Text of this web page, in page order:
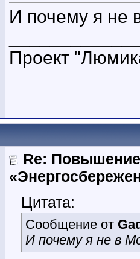
И почему я не
Проект
Re:
Цитата:
Сообщение от
И почему я не в